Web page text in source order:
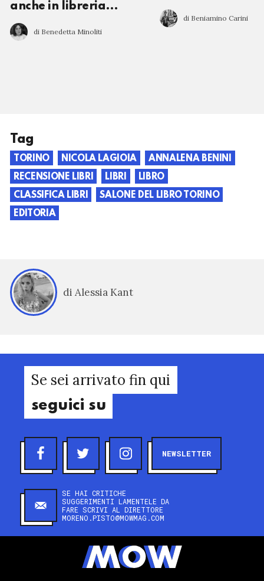
anche in libreria…
di Benedetta Minoliti
di Beniamino Carini
Tag
TORINO NICOLA LAGIOIA
ANNALENA BENINI
RECENSIONE LIBRI
LIBRI
LIBRO
CLASSIFICA LIBRI
SALONE DEL LIBRO TORINO
EDITORIA
di Alessia Kant
Se sei arrivato fin qui
seguici su
NEWSLETTER
SE HAI CRITICHE
SUGGERIMENTI LAMENTELE DA
FARE SCRIVI AL DIRETTORE
MORENO.PISTO@MOWMAG.COM